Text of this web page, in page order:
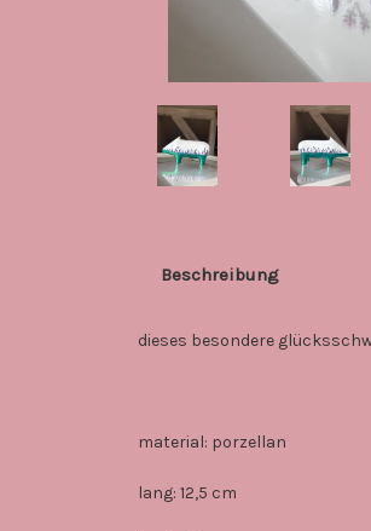
Beschreibung
dieses besondere
material: porzellan
lang: 12,5 cm